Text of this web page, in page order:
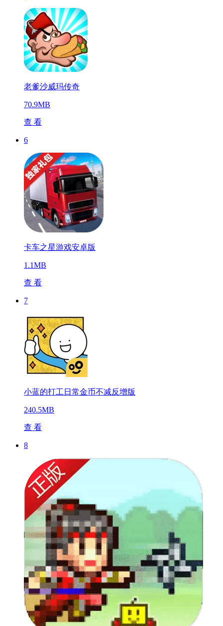
老爹沙威玛传奇
70.9MB
查 看
6
卡车之星游戏安卓版
1.1MB
查 看
7
小蓝的打工日常金币不减反增版
240.5MB
查 看
8